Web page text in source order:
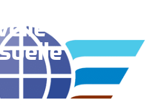
identité